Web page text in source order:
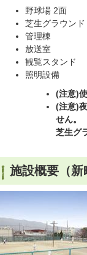
野球場 2面
芝生グラウン
管理棟
放送室
観覧スタンド
照明設備
(注意)
(注意)
せん。
芝生グ
施設概要（新